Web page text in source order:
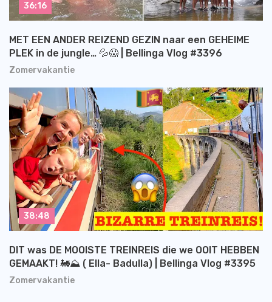
Zomervakantie
MET EEN ANDER REIZEND GEZIN naar een GEHEIME
PLEK in de jungle… 💦😱 | Bellinga Vlog #3396
36:16
Zomervakantie
DIT was DE MOOISTE TREINREIS die we OOIT HEBBEN
GEMAAKT! 🚂⛰️ ( Ella- Badulla) | Bellinga Vlog #3395
38:48